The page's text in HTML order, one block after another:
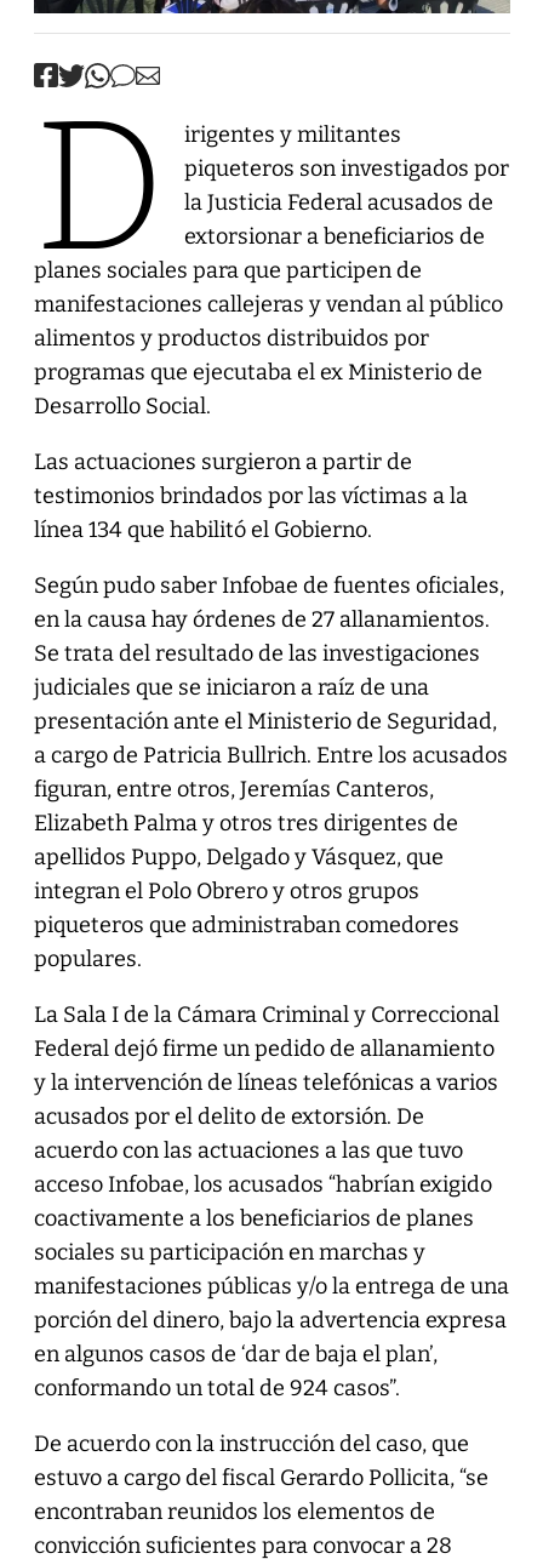
D
irigentes y militantes
piqueteros son investigados por
la Justicia Federal acusados de
extorsionar a beneficiarios de
planes sociales para que participen de
manifestaciones callejeras y vendan al público
alimentos y productos distribuidos por
programas que ejecutaba el ex Ministerio de
Desarrollo Social.
Las actuaciones surgieron a partir de
testimonios brindados por las víctimas a la
línea 134 que habilitó el Gobierno.
Según pudo saber Infobae de fuentes oficiales,
en la causa hay órdenes de 27 allanamientos.
Se trata del resultado de las investigaciones
judiciales que se iniciaron a raíz de una
presentación ante el Ministerio de Seguridad,
a cargo de Patricia Bullrich. Entre los acusados
figuran, entre otros, Jeremías Canteros,
Elizabeth Palma y otros tres dirigentes de
apellidos Puppo, Delgado y Vásquez, que
integran el Polo Obrero y otros grupos
piqueteros que administraban comedores
populares.
La Sala I de la Cámara Criminal y Correccional
Federal dejó firme un pedido de allanamiento
y la intervención de líneas telefónicas a varios
acusados por el delito de extorsión. De
acuerdo con las actuaciones a las que tuvo
acceso Infobae, los acusados “habrían exigido
coactivamente a los beneficiarios de planes
sociales su participación en marchas y
manifestaciones públicas y/o la entrega de una
porción del dinero, bajo la advertencia expresa
en algunos casos de ‘dar de baja el plan’,
conformando un total de 924 casos”.
De acuerdo con la instrucción del caso, que
estuvo a cargo del fiscal Gerardo Pollicita, “se
encontraban reunidos los elementos de
convicción suficientes para convocar a 28